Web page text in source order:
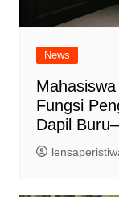
News
Fungsi
Dapil